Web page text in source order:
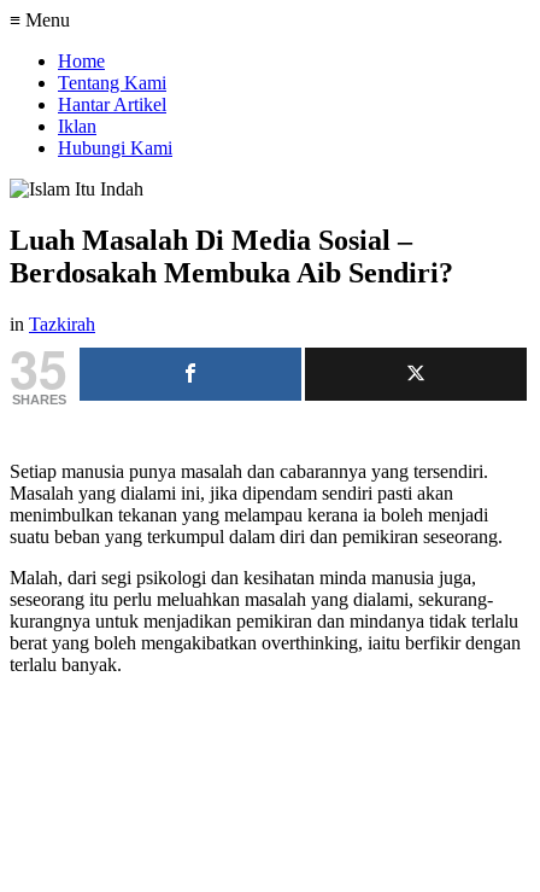
≡ Menu
Home
Tentang Kami
Hantar Artikel
Iklan
Hubungi Kami
Luah Masalah Di Media Sosial –
Berdosakah Membuka Aib Sendiri?
in Tazkirah
35
SHARES
Setiap manusia punya masalah dan cabarannya yang tersendiri.
Masalah yang dialami ini, jika dipendam sendiri pasti akan
menimbulkan tekanan yang melampau kerana ia boleh menjadi
suatu beban yang terkumpul dalam diri dan pemikiran seseorang.
Malah, dari segi psikologi dan kesihatan minda manusia juga,
seseorang itu perlu meluahkan masalah yang dialami, sekurang-
kurangnya untuk menjadikan pemikiran dan mindanya tidak terlalu
berat yang boleh mengakibatkan overthinking, iaitu berfikir dengan
terlalu banyak.